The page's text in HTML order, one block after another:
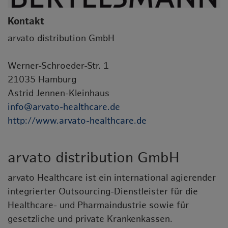
arvato distribution GmbH
arvato Healthcare ist ein international agierender
integrierter Outsourcing-Dienstleister für die
Healthcare- und Pharmaindustrie sowie für
gesetzliche und private Krankenkassen.
Kontakt
arvato distribution GmbH
Werner-Schroeder-Str. 1
21035 Hamburg
Astrid Jennen-Kleinhaus
info@arvato-healthcare.de
http://www.arvato-healthcare.de